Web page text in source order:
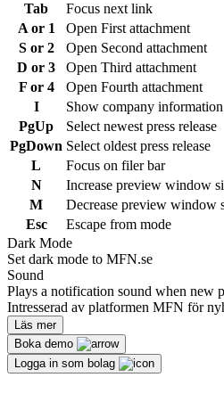
Tab
Focus next link
A or 1
Open First attachment
S or 2
Open Second attachment
D or 3
Open Third attachment
F or 4
Open Fourth attachment
I
Show company information
PgUp
Select newest press release
PgDown Select oldest press release
L
Focus on filer bar
N
Increase preview window
M
Decrease preview window
Esc
Escape from mode
Dark Mode
Set dark mode to MFN.se
Sound
Plays a notification sound when new
Intresserad av platformen MFN för
Läs mer
Boka demo
Logga in som bolag